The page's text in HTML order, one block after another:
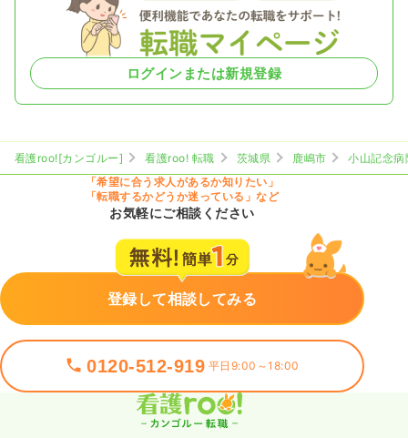
ログインまたは新規登録
看護roo![カンゴルー] 看護roo! 転職 茨城県 鹿嶋市
小山記念病
「希望に合う求人があるか知りたい」
「転職するかどうか迷っている」など
お気軽にご相談ください
登録して相談してみる
0120-512-919 平日9:00～18:00